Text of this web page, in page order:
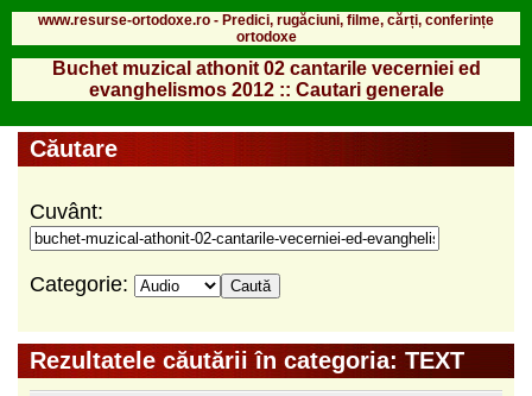
www.resurse-ortodoxe.ro - Predici, rugăciuni, filme, cărți, conferințe
ortodoxe
Buchet muzical athonit 02 cantarile vecerniei ed
evanghelismos 2012 :: Cautari generale
Căutare
Cuvânt:
Categorie:
Rezultatele căutării în categoria: TEXT